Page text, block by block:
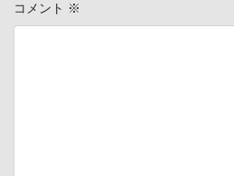
コメント ※